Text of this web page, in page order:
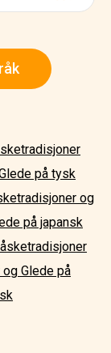
på tysk
og
på japansk
Glede på